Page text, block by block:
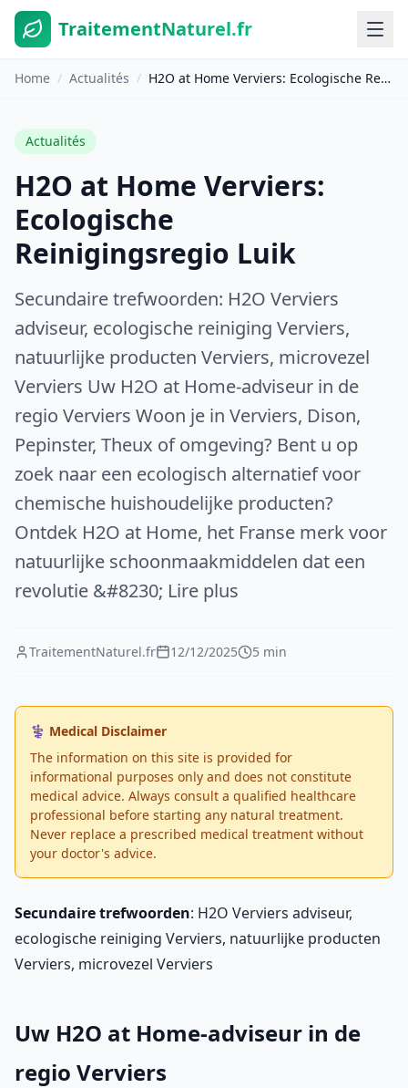
TraitementNaturel.fr
Home / Actualités / H2O at Home Verviers: Ecologische Reinigingsregio Luik
Actualités
H2O at Home Verviers:
Ecologische
Reinigingsregio Luik
Secundaire trefwoorden: H2O Verviers
adviseur, ecologische reiniging Verviers,
natuurlijke producten Verviers, microvezel
Verviers Uw H2O at Home-adviseur in de
regio Verviers Woon je in Verviers, Dison,
Pepinster, Theux of omgeving? Bent u op
zoek naar een ecologisch alternatief voor
chemische huishoudelijke producten?
Ontdek H2O at Home, het Franse merk voor
natuurlijke schoonmaakmiddelen dat een
revolutie &#8230; Lire plus
TraitementNaturel.fr 12/12/2025 5 min
⚕️ Medical Disclaimer
The information on this site is provided for
informational purposes only and does not constitute
medical advice. Always consult a qualified healthcare
professional before starting any natural treatment.
Never replace a prescribed medical treatment without
your doctor's advice.
Secundaire trefwoorden: H2O Verviers adviseur,
ecologische reiniging Verviers, natuurlijke producten
Verviers, microvezel Verviers
Uw H2O at Home-adviseur in de
regio Verviers